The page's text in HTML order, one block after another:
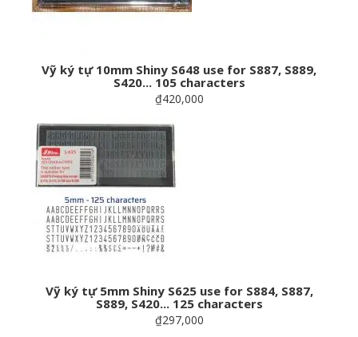
Vỹ ký tự 10mm Shiny S648 use for S887, S889,
S420... 105 characters
₫420,000
Vỹ ký tự 5mm Shiny S625 use for S884, S887,
S889, S420... 125 characters
₫297,000